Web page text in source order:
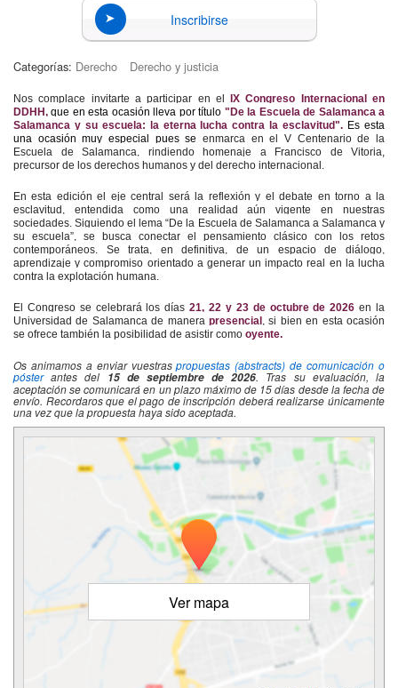
Inscribirse
Categorías: Derecho Derecho y justicia
Nos complace invitarte a participar en el
IX Congreso Internacional en
DDHH,que en esta ocasión lleva por título "De la Escuela de Salamanca a
Salamanca y su escuela: la eterna lucha contra la esclavitud". Es esta
una ocasión muy especial pues se enmarca en el V Centenario de la
Escuela de Salamanca, rindiendo homenaje a Francisco de Vitoria,
precursor de los derechos humanos y del derecho internacional.
En esta edición el eje central será la reflexión y el debate en torno a la
esclavitud, entendida como una realidad aún vigente en nuestras
sociedades. Siguiendo el lema “De la Escuela de Salamanca a Salamanca y
su escuela”, se busca conectar el pensamiento clásico con los retos
contemporáneos. Se trata, en definitiva, de un espacio de diálogo,
aprendizaje y compromiso orientado a generar un impacto real en la lucha
contra la explotación humana.
El Congreso se celebrará los días 21, 22 y 23 de octubre de 2026 en la
Universidad de Salamanca de manera presencial , si bien en esta ocasión
se ofrece también la posibilidad de asistir como oyente.
Os animamos a enviar vuestraspropuestas (abstracts) de comunicación o
póster antes del 15 de septiembre de 2026. Tras su evaluación, la
aceptación se comunicará en un plazo máximo de 15 días desde la fecha de
envío. Recordaros que el pago de inscripción deberá realizarse únicamente
una vez que la propuesta haya sido aceptada.
Ver mapa